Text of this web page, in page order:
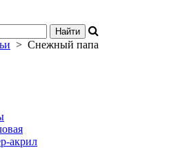
> Снежный папа
акрил